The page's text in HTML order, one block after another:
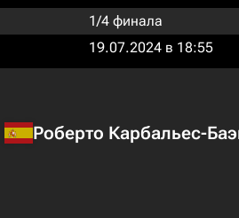
1/4 финала
19.07.2024 в 18:55
Роберто Карбальес-